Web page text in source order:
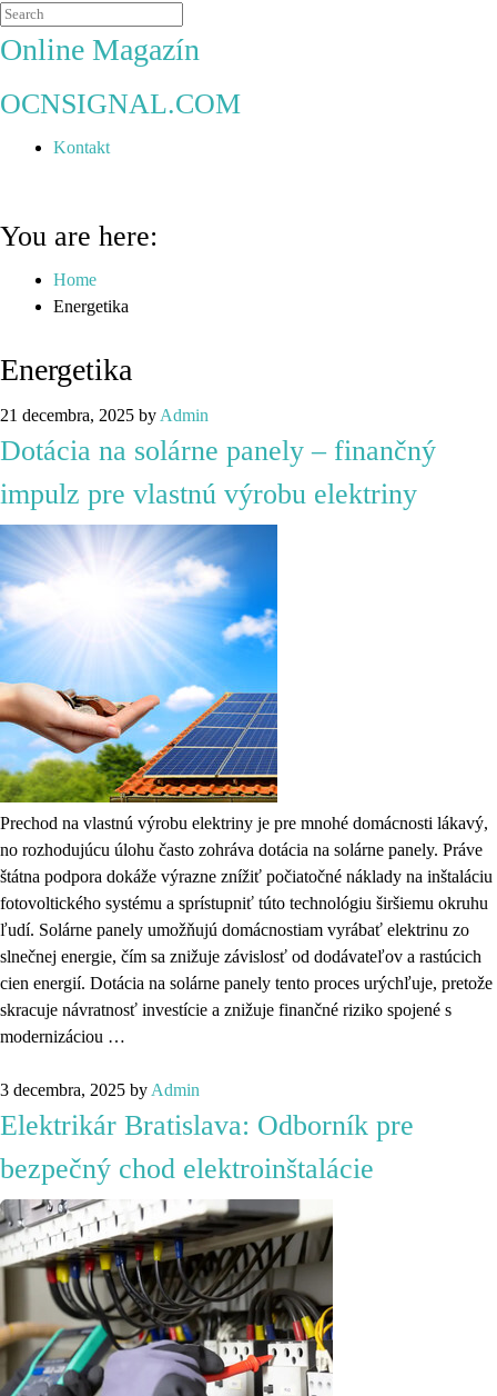
Online Magazín
OCNSIGNAL.COM
Kontakt
You are here:
Home
Energetika
Energetika
21 decembra, 2025 by Admin
Dotácia na solárne panely – finančný
impulz pre vlastnú výrobu elektriny
Prechod na vlastnú výrobu elektriny je pre mnohé domácnosti lákavý,
no rozhodujúcu úlohu často zohráva dotácia na solárne panely. Práve
štátna podpora dokáže výrazne znížiť počiatočné náklady na inštaláciu
fotovoltického systému a sprístupniť túto technológiu širšiemu okruhu
ľudí. Solárne panely umožňujú domácnostiam vyrábať elektrinu zo
slnečnej energie, čím sa znižuje závislosť od dodávateľov a rastúcich
cien energií. Dotácia na solárne panely tento proces urýchľuje, pretože
skracuje návratnosť investície a znižuje finančné riziko spojené s
modernizáciou …
3 decembra, 2025 by Admin
Elektrikár Bratislava: Odborník pre
bezpečný chod elektroinštalácie